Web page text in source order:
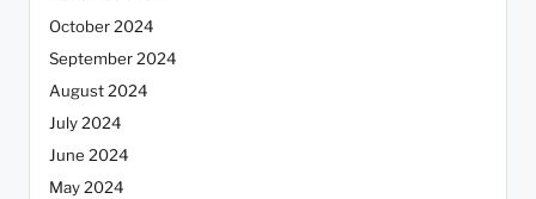
October 2024
September 2024
August 2024
July 2024
June 2024
May 2024